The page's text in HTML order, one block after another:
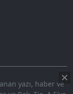
yazı, haber ve